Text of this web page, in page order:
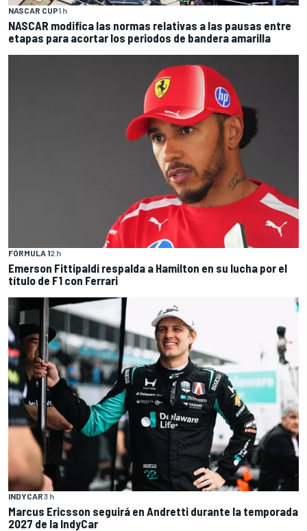
NASCAR CUP1 h
NASCAR modifica las normas relativas a las pausas entre
etapas para acortar los periodos de bandera amarilla
FÓRMULA 12 h
Emerson Fittipaldi respalda a Hamilton en su lucha por el
título de F1 con Ferrari
INDYCAR3 h
Marcus Ericsson seguirá en Andretti durante la temporada
2027 de la IndyCar